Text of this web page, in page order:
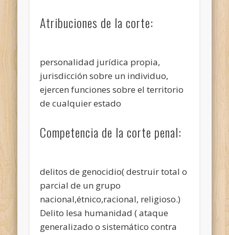
Atribuciones de la corte:
personalidad jurídica propia,
jurisdicción sobre un individuo,
ejercen funciones sobre el territorio
de cualquier estado
Competencia de la corte penal:
delitos de genocidio( destruir total o
parcial de un grupo
nacional,étnico,racional, religioso.)
Delito lesa humanidad ( ataque
generalizado o sistemático contra